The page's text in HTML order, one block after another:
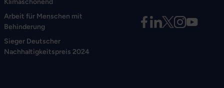
Klimaschonend
Arbeit für Menschen mit
Behinderung
Sieger Deutscher
Nachhaltigkeitspreis 2024